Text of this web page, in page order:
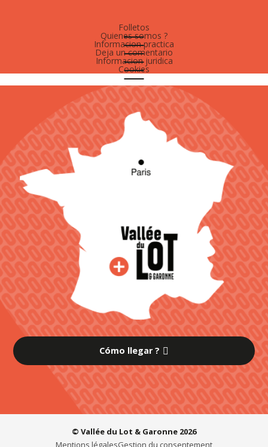
Folletos
Quienes somos ?
Informacion practica
Deja un comentario
Informacion juridica
Cookies
Cómo llegar ?
© Vallée du Lot & Garonne 2026
Mentions légalesGestion du consentement